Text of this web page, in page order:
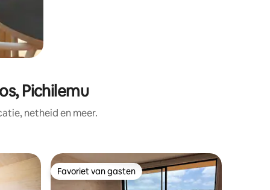
Pichilemu
netheid en meer.
Favoriet van gasten
Favoriet van gasten